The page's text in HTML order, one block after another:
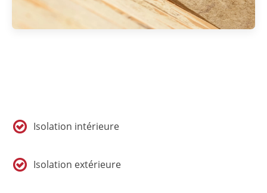
Isolation intérieure
Isolation extérieure